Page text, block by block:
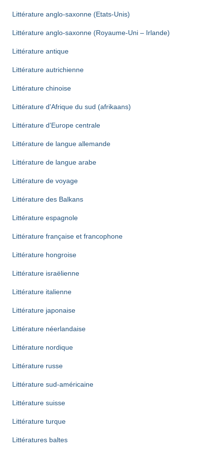
Littérature anglo-saxonne (Etats-Unis)
Littérature anglo-saxonne (Royaume-Uni – Irlande)
Littérature antique
Littérature autrichienne
Littérature chinoise
Littérature d'Afrique du sud (afrikaans)
Littérature d'Europe centrale
Littérature de langue allemande
Littérature de langue arabe
Littérature de voyage
Littérature des Balkans
Littérature espagnole
Littérature française et francophone
Littérature hongroise
Littérature israëlienne
Littérature italienne
Littérature japonaise
Littérature néerlandaise
Littérature nordique
Littérature russe
Littérature sud-américaine
Littérature suisse
Littérature turque
Littératures baltes